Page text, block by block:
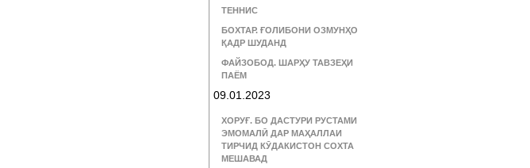
ТЕННИС
БОХТАР. ҒОЛИБОНИ ОЗМУНҲО
ҚАДР ШУДАНД
ФАЙЗОБОД. ШАРҲУ ТАВЗЕҲИ
ПАЁМ
09.01.2023
ХОРУҒ. БО ДАСТУРИ РУСТАМИ
ЭМОМАЛӢ ДАР МАҲАЛЛАИ
ТИРЧИД КӮДАКИСТОН СОХТА
МЕШАВАД